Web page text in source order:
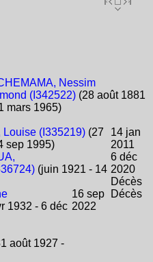
Nessim
(I342522) (28 août 1881
mars 1965)
Louise (I335219)(27
sep 1995)
14 jan
2011
(juin 1921 - 14
6 déc
2020
Décès
1932 - 6 déc
16 sep
2022
Décès
août 1927 -